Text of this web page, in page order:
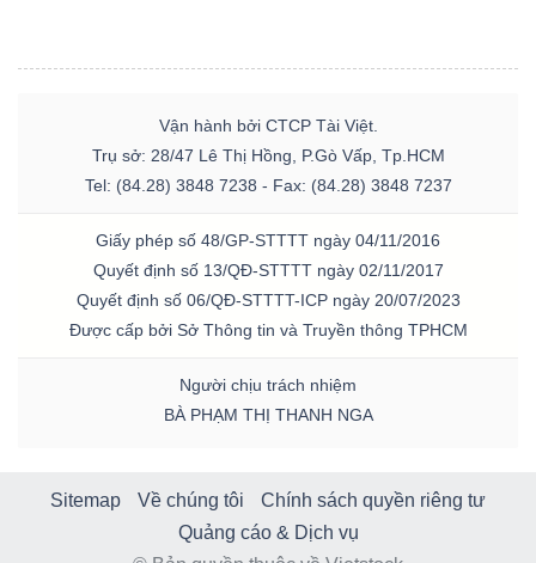
Vận hành bởi CTCP Tài Việt.
Trụ sở: 28/47 Lê Thị Hồng, P.Gò Vấp, Tp.HCM
Tel: (84.28) 3848 7238 - Fax: (84.28) 3848 7237
Giấy phép số 48/GP-STTTT ngày 04/11/2016
Quyết định số 13/QĐ-STTTT ngày 02/11/2017
Quyết định số 06/QĐ-STTTT-ICP ngày 20/07/2023
Được cấp bởi Sở Thông tin và Truyền thông TPHCM
Người chịu trách nhiệm
BÀ PHẠM THỊ THANH NGA
Sitemap Về chúng tôi
Chính sách quyền riêng tư
Quảng cáo & Dịch vụ